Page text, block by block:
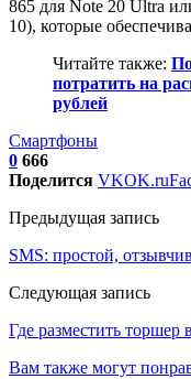
865 для Note 20 Ultra
10), которые
Читайте также:
потратить на
рублей
Смартфоны
0 666
Поделится VKOK.ru
Предыдущая запись
SMS: простой,
Следующая запись
Где разместить торшер
Вам также могут